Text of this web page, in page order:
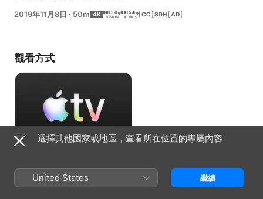
2019年11月8日 · 50m
觀看方式
選擇其他國家或地區，查看所在位置的專屬內容
United States 繼續